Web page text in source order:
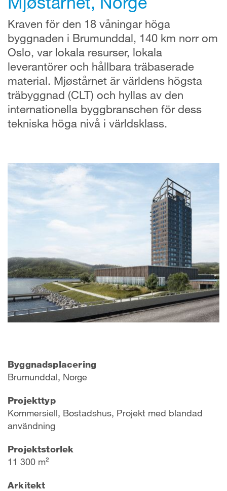
Kraven för den 18 våningar höga
byggnaden i Brumunddal, 140 km norr om
Oslo, var lokala resurser, lokala
leverantörer och hållbara träbaserade
material. Mjøstårnet är världens högsta
träbyggnad (CLT) och hyllas av den
internationella byggbranschen för dess
tekniska höga nivå i världsklass.
Byggnadsplacering
Brumunddal, Norge
Projekttyp
Kommersiell, Bostadshus, Projekt med blandad
användning
Projektstorlek
11 300 m²
Arkitekt